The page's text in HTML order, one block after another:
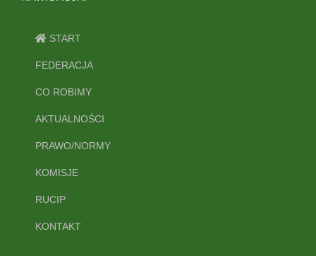
START
FEDERACJA
CO ROBIMY
AKTUALNOŚCI
PRAWO/NORMY
KOMISJE
RUCIP
KONTAKT